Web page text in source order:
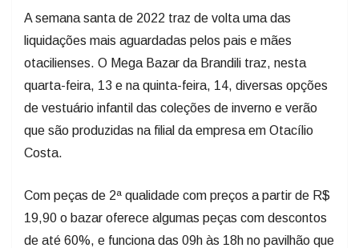
A semana santa de 2022 traz de volta uma das
liquidações mais aguardadas pelos pais e mães
otacilienses. O Mega Bazar da Brandili traz, nesta
quarta-feira, 13 e na quinta-feira, 14, diversas opções
de vestuário infantil das coleções de inverno e verão
que são produzidas na filial da empresa em Otacílio
Costa.
Com peças de 2ª qualidade com preços a partir de R$
19,90 o bazar oferece algumas peças com descontos
de até 60%, e funciona das 09h às 18h no pavilhão que